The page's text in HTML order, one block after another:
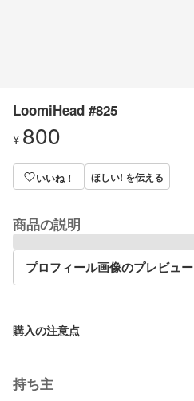
LoomiHead #825
¥ 800
いいね！ ほしい! を伝える
商品の説明
プロフィール画像のプレビュー
購入の注意点
持ち主